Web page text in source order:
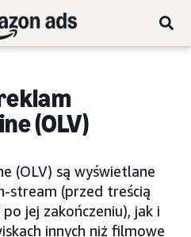
(OLV)
(OLV) są wyświetlane
stream (przed treścią
jej zakończeniu), jak i
innych niż filmowe